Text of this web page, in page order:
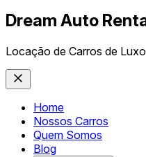
Dream Auto
Locação de Carros de Luxo
Home
Nossos Carros
Quem Somos
Blog